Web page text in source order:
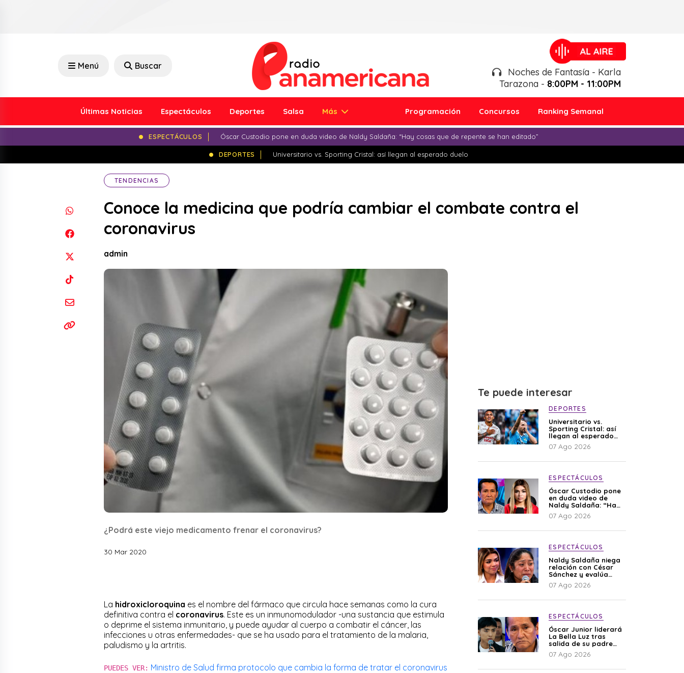
Menú Buscar
Noches de Fantasía - Karla
Tarazona - 8:00PM - 11:00PM
Últimas Noticias Espectáculos Deportes Salsa Más Programación Concursos Ranking Semanal
ESPECTÁCULOS Óscar Custodio pone en duda video de Naldy Saldaña: “Hay cosas que de repente se han editado”
DEPORTES Universitario vs. Sporting Cristal: así llegan al esperado duelo
TENDENCIAS
Conoce la medicina que podría cambiar el combate contra el
coronavirus
admin
¿Podrá este viejo medicamento frenar el coronavirus?
30 Mar 2020
La hidroxicloroquina es el nombre del fármaco que circula hace semanas como la cura
definitiva contra el coronavirus. Este es un inmunomodulador -una sustancia que estimula
o deprime el sistema inmunitario, y puede ayudar al cuerpo a combatir el cáncer, las
infecciones u otras enfermedades- que se ha usado para el tratamiento de la malaria,
paludismo y la artritis.
PUEDES VER: Ministro de Salud firma protocolo que cambia la forma de tratar el coronavirus
Te puede interesar
DEPORTES
Universitario vs.
Sporting Cristal: así
llegan al esperado
duelo
07 Ago 2026
ESPECTÁCULOS
Óscar Custodio pone
en duda video de
Naldy Saldaña: “Hay
cosas que de repente
se han editado”
07 Ago 2026
ESPECTÁCULOS
Naldy Saldaña niega
relación con César
Sánchez y evalúa
denunciar a su
esposa: “Es una
07 Ago 2026
ESPECTÁCULOS
Óscar Junior liderará
La Bella Luz tras
salida de su padre
por polémica con
Naldy Saldaña
07 Ago 2026